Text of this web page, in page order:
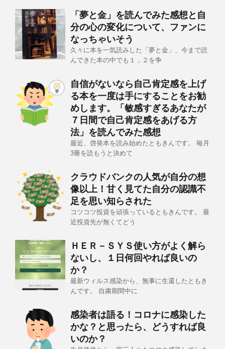
「夢と金」を読んでみた感想と自
分の心の変化について、ファンに
なっちゃいそう
久々に本を一気読みした「夢と金」、今まで読
んできた本の中でも１，２を争
自信がないなら自己肯定感を上げ
る本を一度は手にすることをお勧
めします。「敏感すぎるあなたが
７日間で自己肯定感をあげる方
法」を読んでみた感想
最近、啓発本を読み始めたともきんです。 毎月
3冊を読もうと決めて
クラウドバンクの人気が自分の想
像以上！甘く見てた自分の認識不
足を思い知らされた
コツコツ投資を頑張っているともきんです。 最
近投資先が無くてどう
ＨＥＲ－ＳＹＳ使い方がよく解ら
ないし、１日何回やれば良いの
か？
最新ウィルス感染から、無事に生還したともき
んです。 自粛期間中に
感染者は語る！コロナに感染した
かな？と思ったら、どうすれば良
いのか？